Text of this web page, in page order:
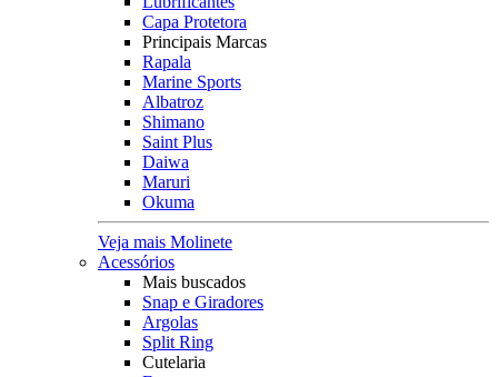
Capa Protetora
Principais Marcas
Rapala
Marine Sports
Albatroz
Shimano
Saint Plus
Daiwa
Maruri
Okuma
Veja mais Molinete
Acessórios
Mais buscados
Snap e Giradores
Argolas
Split Ring
Cutelaria